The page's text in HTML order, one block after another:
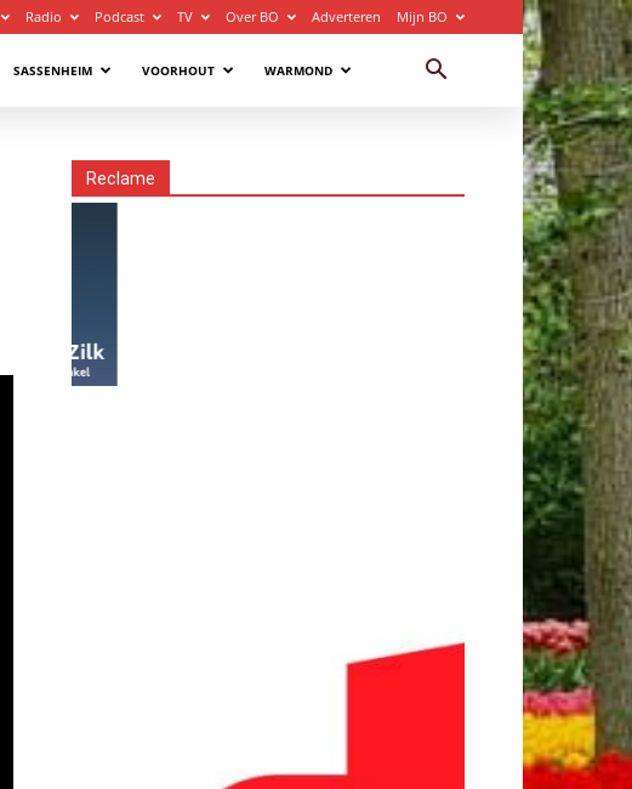
Radio Podcast TV Over BO Adverteren Mijn BO
SASSENHEIM VOORHOUT WARMOND
Reclame